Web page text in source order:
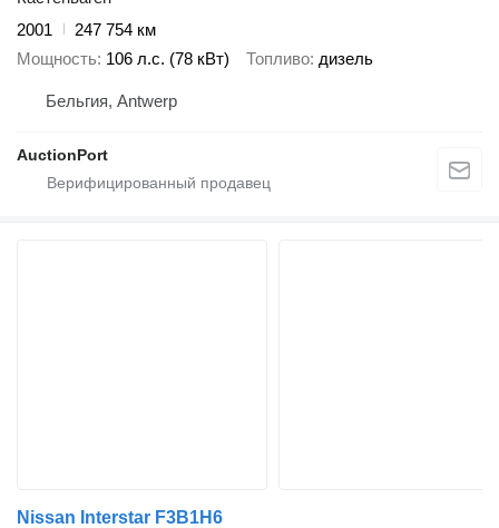
2001
247 754 км
Мощность 106 л.с. (78 кВт) Топливо дизель
Бельгия, Antwerp
AuctionPort
Nissan Interstar F3B1H6